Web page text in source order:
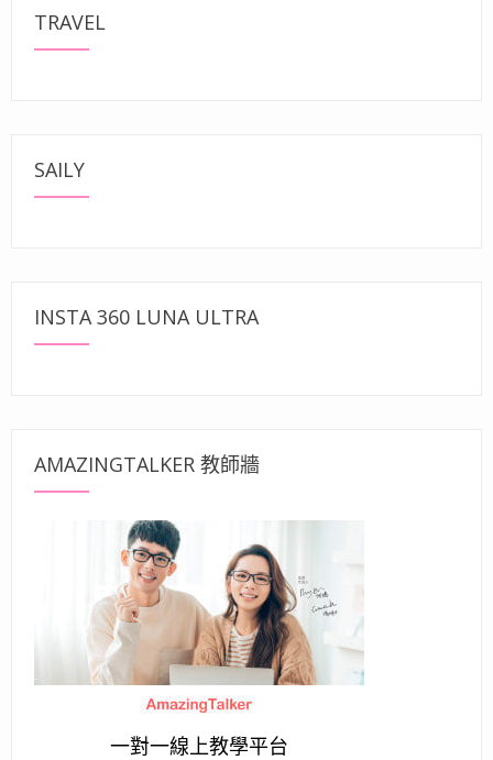
TRAVEL
SAILY
INSTA 360 LUNA ULTRA
AMAZINGTALKER 教師牆
一對一線上教學平台